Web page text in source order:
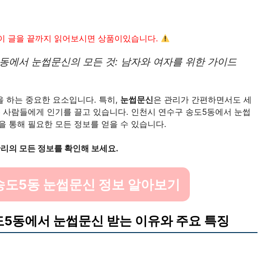
글을 끝까지 읽어보시면 상품이있습니다.
에서 눈썹문신의 모든 것: 남자와 여자를 위한 가이드
하는 중요한 요소입니다. 특히, 눈썹문신은 관리가 간편하면서도 세
람들에게 인기를 끌고 있습니다. 인천시 연수구 송도5동에서 눈썹
통해 필요한 모든 정보를 얻을 수 있습니다.
의 모든 정보를 확인해 보세요.
도5동 눈썹문신 정보 알아보기
동에서 눈썹문신 받는 이유와 주요 특징